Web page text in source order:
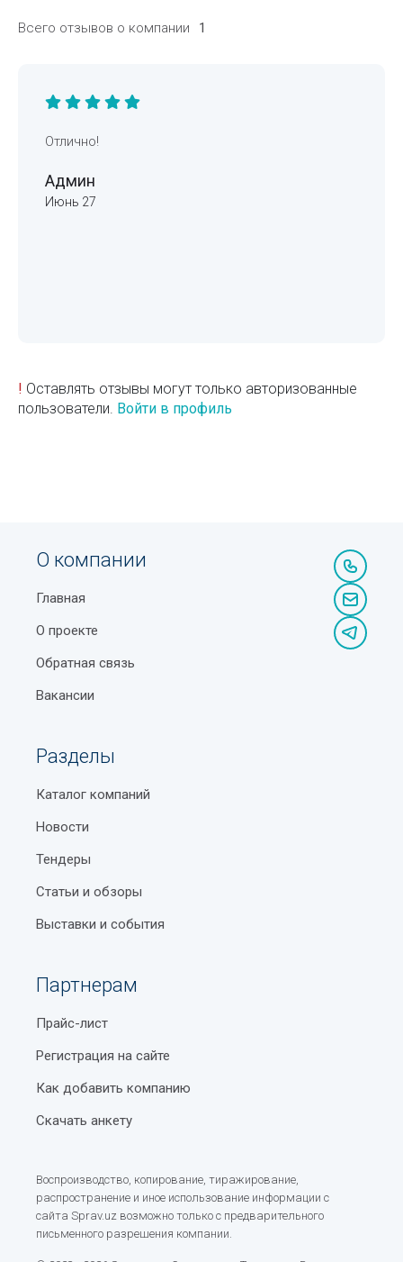
Всего отзывов о компании 1
Отлично!
Админ
Июнь 27
! Оставлять отзывы могут только авторизованные
пользователи. Войти в профиль
О компании
Главная
О проекте
Обратная связь
Вакансии
Разделы
Каталог компаний
Новости
Тендеры
Статьи и обзоры
Выставки и события
Партнерам
Прайс-лист
Регистрация на сайте
Как добавить компанию
Скачать анкету
Воспроизводство, копирование, тиражирование,
распространение и иное использование информации с
сайта Sprav.uz возможно только с предварительного
письменного разрешения компании.